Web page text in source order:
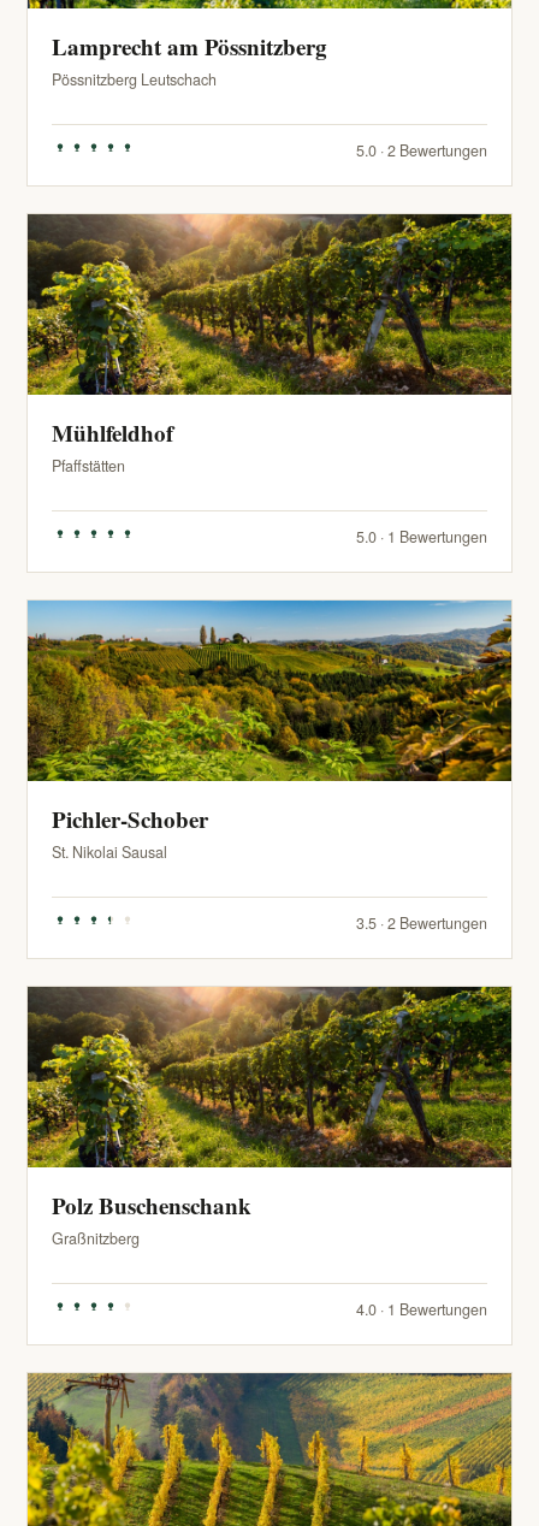
Lamprecht am Pössnitzberg
Pössnitzberg Leutschach
5.0 · 2 Bewertungen
Mühlfeldhof
Pfaffstätten
5.0 · 1 Bewertungen
Pichler-Schober
St. Nikolai Sausal
3.5 · 2 Bewertungen
Polz Buschenschank
Graßnitzberg
4.0 · 1 Bewertungen